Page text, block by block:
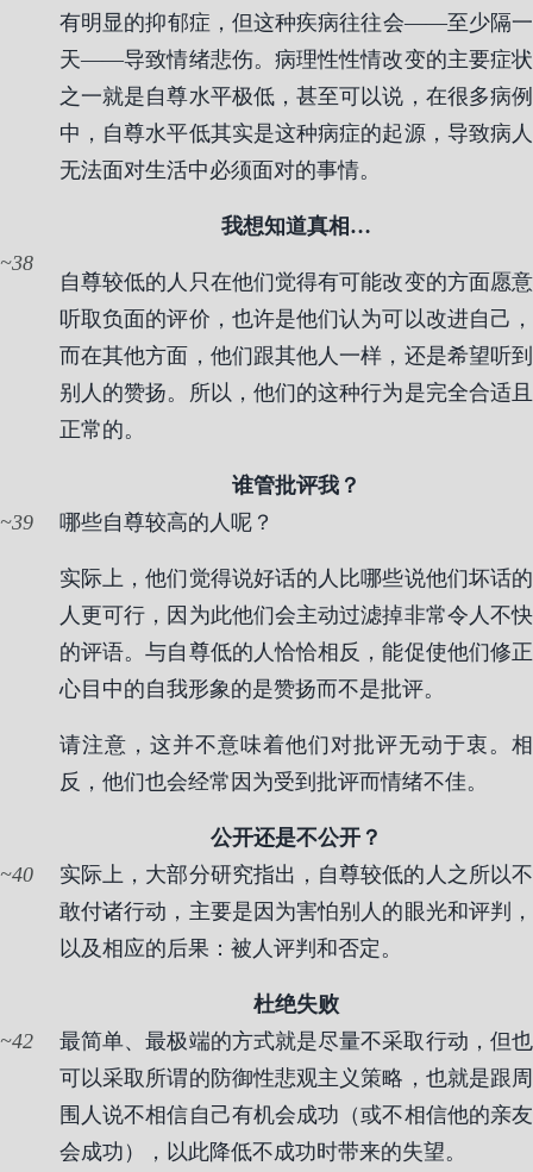
有明显的抑郁症，但这种疾病往往会——至少隔一
天——导致情绪悲伤。病理性性情改变的主要症状
之一就是自尊水平极低，甚至可以说，在很多病例
中，自尊水平低其实是这种病症的起源，导致病人
无法面对生活中必须面对的事情。
我想知道真相…
38
自尊较低的人只在他们觉得有可能改变的方面愿意
听取负面的评价，也许是他们认为可以改进自己，
而在其他方面，他们跟其他人一样，还是希望听到
别人的赞扬。所以，他们的这种行为是完全合适且
正常的。
谁管批评我？
39
哪些自尊较高的人呢？
实际上，他们觉得说好话的人比哪些说他们坏话的
人更可行，因为此他们会主动过滤掉非常令人不快
的评语。与自尊低的人恰恰相反，能促使他们修正
心目中的自我形象的是赞扬而不是批评。
请注意，这并不意味着他们对批评无动于衷。相
反，他们也会经常因为受到批评而情绪不佳。
公开还是不公开？
40
实际上，大部分研究指出，自尊较低的人之所以不
敢付诸行动，主要是因为害怕别人的眼光和评判，
以及相应的后果：被人评判和否定。
杜绝失败
42
最简单、最极端的方式就是尽量不采取行动，但也
可以采取所谓的防御性悲观主义策略，也就是跟周
围人说不相信自己有机会成功（或不相信他的亲友
会成功），以此降低不成功时带来的失望。